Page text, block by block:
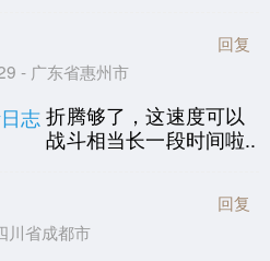
- 广东省惠州市
回复
志 折腾够了，这速度可以
战斗相当长一段时间啦..
川省成都市
回复